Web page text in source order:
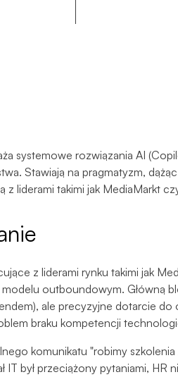
systemowe rozwiązania AI
Stawiają na pragmatyzm,
z liderami takimi jak MediaMarkt
z liderami rynku takimi jak
outboundowym. Główną
ale precyzyjne dotarcie
braku kompetencji
komunikatu "robimy
IT był przeciążony pytaniami,